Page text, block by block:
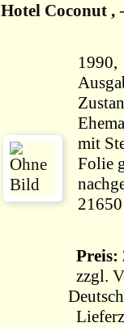
Hotel Coconut ,
1990,
mit
Folie
21650
Preis:
zzgl.